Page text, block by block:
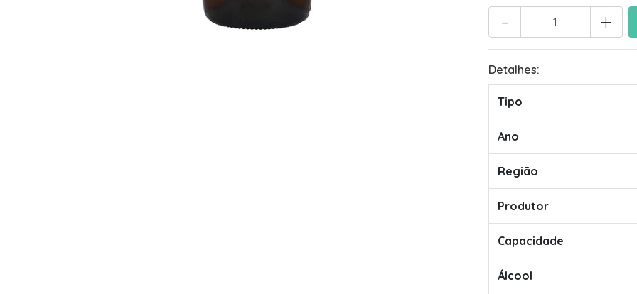
+
-
Detalhes:
Tipo
Ano
Região
Produtor
Capacidade
Álcool